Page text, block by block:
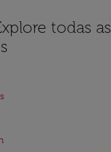
todas as